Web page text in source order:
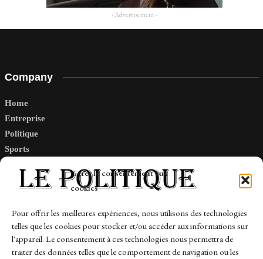
Gérer le consentement aux
cookies
Pour offrir les meilleures expériences, nous utilisons des technologies
telles que les cookies pour stocker et/ou accéder aux informations sur
l'appareil. Le consentement à ces technologies nous permettra de
traiter des données telles que le comportement de navigation ou les
- Advertisement -
Company
Home
Entreprise
Politique
Sports
Links